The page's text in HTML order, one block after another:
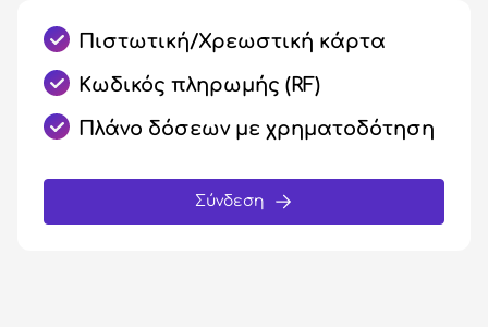
Πιστωτική/Χρεωστική κάρτα
Κωδικός πληρωμής (RF)
Πλάνο δόσεων με χρηματοδότηση
Σύνδεση